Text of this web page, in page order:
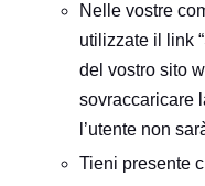
Nelle vostre
utilizzate il link
del vostro sito
sovraccaricare
l’utente non
Tieni presente